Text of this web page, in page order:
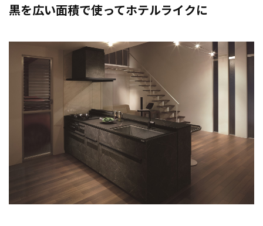
黒を広い面積で使ってホテルライクに